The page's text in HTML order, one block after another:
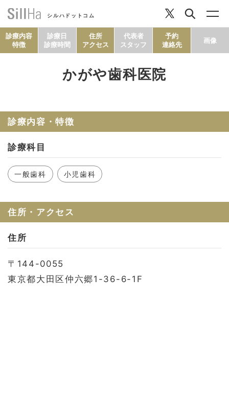
シルハドットコム
セルフチェック
診療内容
特徴
診療日
診療時間
住所
アクセス
代表者
スタッフ
予約
連絡先
画像
かがや歯科医院
診療内容・特徴
診療科目
一般歯科 小児歯科
住所・アクセス
住所
〒144-0055
東京都大田区仲六郷1-36-6-1F